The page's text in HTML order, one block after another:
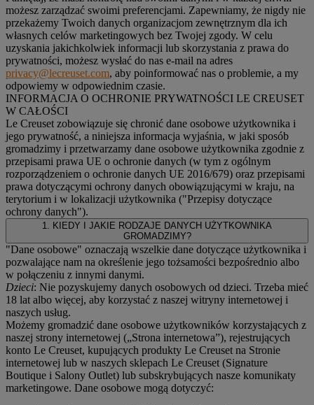
możesz zarządzać swoimi preferencjami. Zapewniamy, że nigdy nie
przekażemy Twoich danych organizacjom zewnętrznym dla ich
własnych celów marketingowych bez Twojej zgody. W celu
uzyskania jakichkolwiek informacji lub skorzystania z prawa do
prywatności, możesz wysłać do nas e-mail na adres
privacy@lecreuset.com, aby poinformować nas o problemie, a my
odpowiemy w odpowiednim czasie.
INFORMACJA O OCHRONIE PRYWATNOŚCI LE CREUSET
W CAŁOŚCI
Le Creuset zobowiązuje się chronić dane osobowe użytkownika i
jego prywatność, a niniejsza informacja wyjaśnia, w jaki sposób
gromadzimy i przetwarzamy dane osobowe użytkownika zgodnie z
przepisami prawa UE o ochronie danych (w tym z ogólnym
rozporządzeniem o ochronie danych UE 2016/679) oraz przepisami
prawa dotyczącymi ochrony danych obowiązującymi w kraju, na
terytorium i w lokalizacji użytkownika ("Przepisy dotyczące
ochrony danych").
1. KIEDY I JAKIE RODZAJE DANYCH UŻYTKOWNIKA
GROMADZIMY?
"Dane osobowe" oznaczają wszelkie dane dotyczące użytkownika i
pozwalające nam na określenie jego tożsamości bezpośrednio albo
w połączeniu z innymi danymi.
Dzieci: Nie pozyskujemy danych osobowych od dzieci. Trzeba mieć
18 lat albo więcej, aby korzystać z naszej witryny internetowej i
naszych usług.
Możemy gromadzić dane osobowe użytkowników korzystających z
naszej strony internetowej („Strona internetowa”), rejestrujących
konto Le Creuset, kupujących produkty Le Creuset na Stronie
internetowej lub w naszych sklepach Le Creuset (Signature
Boutique i Salony Outlet) lub subskrybujących nasze komunikaty
marketingowe. Dane osobowe mogą dotyczyć: